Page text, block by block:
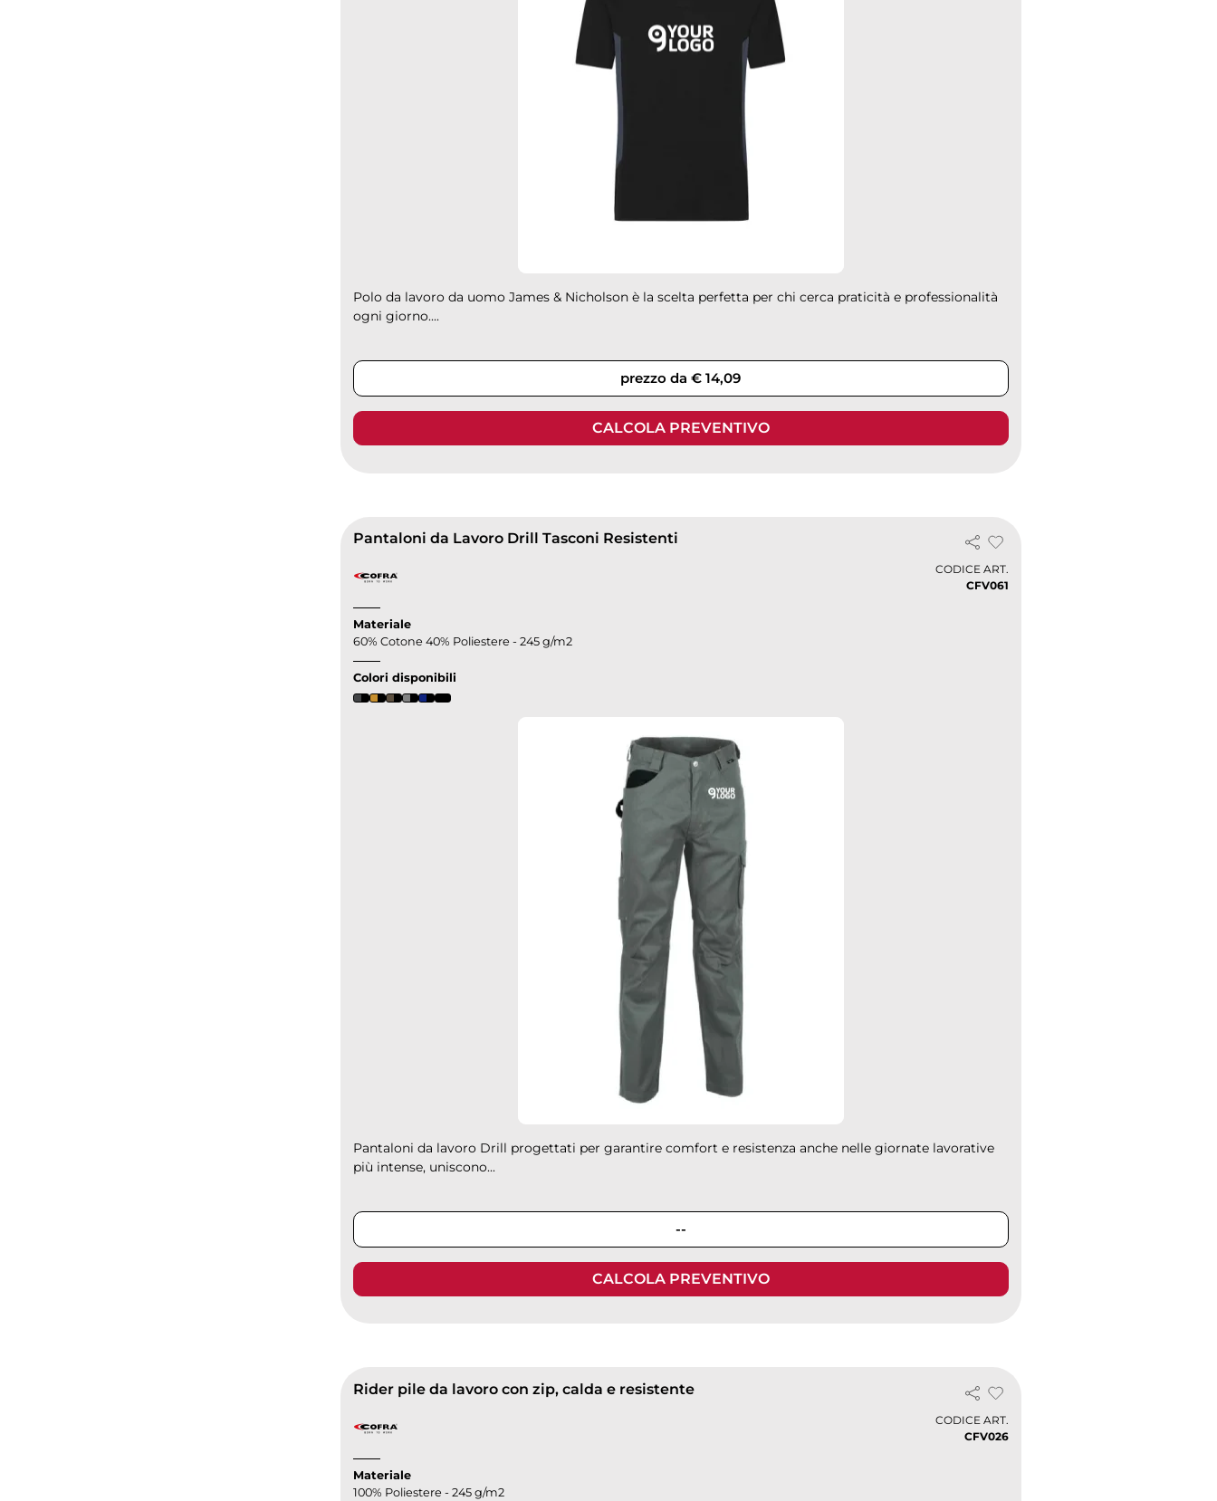
Polo da lavoro da uomo James & Nicholson è la scelta perfetta per chi cerca praticità e professionalità
ogni giorno....
prezzo da € 14,09
CALCOLA PREVENTIVO
Pantaloni da Lavoro Drill Tasconi Resistenti
CODICE ART.
CFV061
Materiale
60% Cotone 40% Poliestere - 245 g/m2
Colori disponibili
Pantaloni da lavoro Drill progettati per garantire comfort e resistenza anche nelle giornate lavorative
più intense, uniscono...
--
CALCOLA PREVENTIVO
Rider pile da lavoro con zip, calda e resistente
CODICE ART.
CFV026
Materiale
100% Poliestere - 245 g/m2